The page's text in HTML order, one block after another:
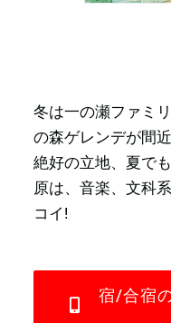
冬は一の瀬ファミ
の森ゲレンデが間
絶好の立地、夏で
原は、音楽、文科
コイ!
宿/合宿